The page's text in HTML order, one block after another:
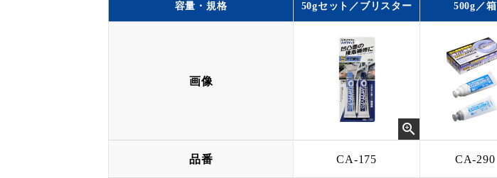
容量・規格 50gセット／ブリスター 500g／箱
画像
品番 CA-175 CA-290